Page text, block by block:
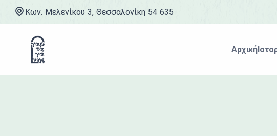
Μετάβαση στο περιεχόμενο
Κων. Μελενίκου 3, Θεσσαλονίκη 54 635
Αρχική